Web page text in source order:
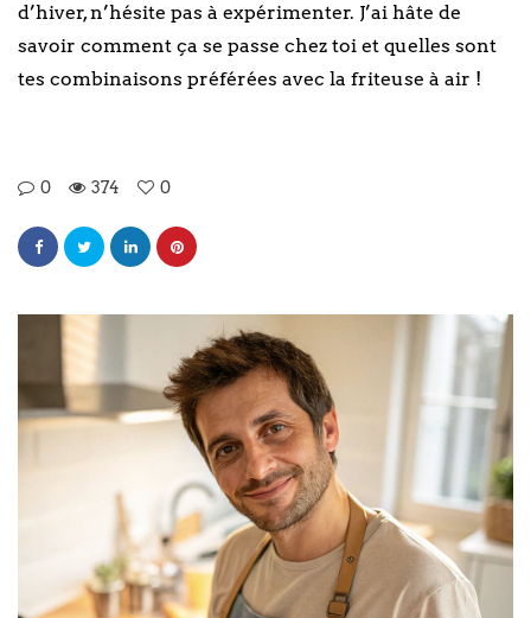
d’hiver, n’hésite pas à expérimenter. J’ai hâte de
savoir comment ça se passe chez toi et quelles sont
tes combinaisons préférées avec la friteuse à air !
0 374 0